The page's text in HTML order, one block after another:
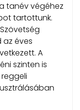
tanév végéhez
tartottunk.
az éves
A
szinten is